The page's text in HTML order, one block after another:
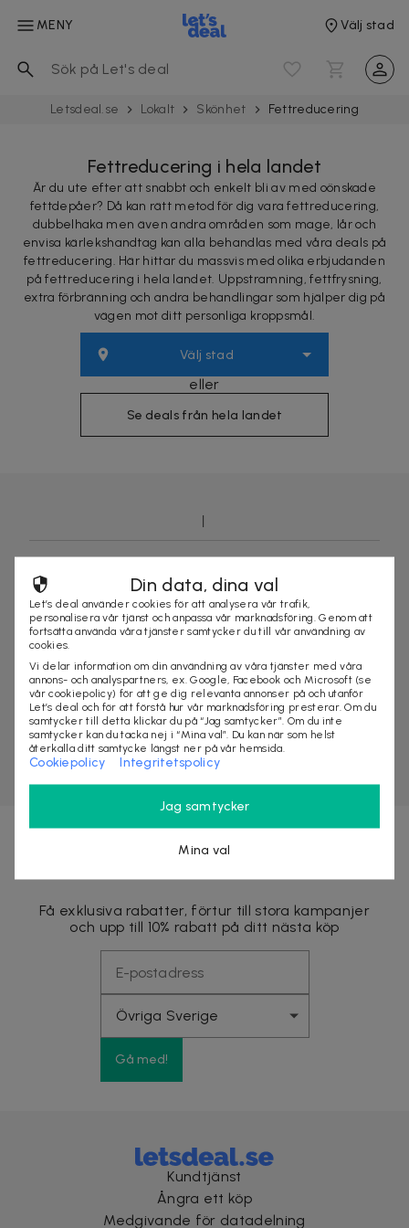
MENY Välj stad
Letsdeal.se Lokalt Skönhet Fett­reducering
Fettreducering i hela landet
Är du ute efter att snabbt och enkelt bli av med oönskade
fettdepåer? Då kan rätt metod för dig vara fettreducering,
dubbelhaka men även andra områden som mage, lår och
envisa kärlekshandtag kan alla behandlas med våra deals på
fettreducering. Här hittar du massvis med olika erbjudanden
på fettreducering i hela landet. Uppstramning, fettfrysning,
extra förbränning och andra behandlingar som hjälper dig på
vägen mot ditt personliga kroppsmål.
Välj stad
eller
Se deals från hela landet
Få exklusiva rabatter, förtur till stora kampanjer
och upp till 10% rabatt på ditt nästa köp
Gå med!
Kundtjänst
Ångra ett köp
Medgivande för datadelning
Din data, dina val
Let’s deal använder cookies för att analysera vår trafik,
personalisera vår tjänst och anpassa vår marknadsföring. Genom att
fortsätta använda våra tjänster samtycker du till vår användning av
cookies.
Vi delar information om din användning av våra tjänster med våra
annons- och analyspartners, ex. Google, Facebook och Microsoft (se
vår cookiepolicy) för att ge dig relevanta annonser på och utanför
Let’s deal och för att förstå hur vår marknadsföring presterar. Om du
samtycker till detta klickar du på “Jag samtycker”. Om du inte
samtycker kan du tacka nej i “Mina val”. Du kan när som helst
återkalla ditt samtycke längst ner på vår hemsida.
Cookiepolicy Integritetspolicy
Jag samtycker
Mina val